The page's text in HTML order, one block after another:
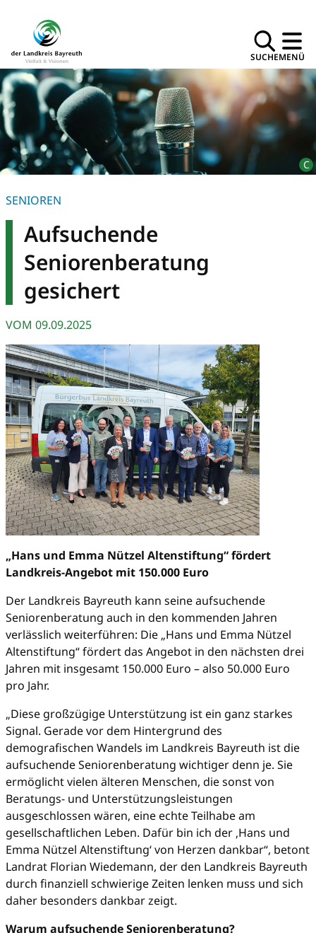
SUCHEMENÜ
SENIOREN
Aufsuchende
Seniorenberatung
gesichert
VOM 09.09.2025
„Hans und Emma Nützel Altenstiftung“ fördert
Landkreis-Angebot mit 150.000 Euro
Der Landkreis Bayreuth kann seine aufsuchende
Seniorenberatung auch in den kommenden Jahren
verlässlich weiterführen: Die „Hans und Emma Nützel
Altenstiftung“ fördert das Angebot in den nächsten drei
Jahren mit insgesamt 150.000 Euro – also 50.000 Euro
pro Jahr.
„Diese großzügige Unterstützung ist ein ganz starkes
Signal. Gerade vor dem Hintergrund des
demografischen Wandels im Landkreis Bayreuth ist die
aufsuchende Seniorenberatung wichtiger denn je. Sie
ermöglicht vielen älteren Menschen, die sonst von
Beratungs- und Unterstützungsleistungen
ausgeschlossen wären, eine echte Teilhabe am
gesellschaftlichen Leben. Dafür bin ich der ‚Hans und
Emma Nützel Altenstiftung‘ von Herzen dankbar“, betont
Landrat Florian Wiedemann, der den Landkreis Bayreuth
durch finanziell schwierige Zeiten lenken muss und sich
daher besonders dankbar zeigt.
Warum aufsuchende Seniorenberatung?